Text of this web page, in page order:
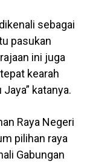
sebagai
pasukan
ini juga
kearah
katanya.
Raya Negeri
pilihan raya
Gabungan